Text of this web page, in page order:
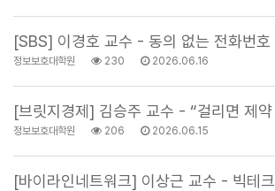
[SBS] 이경호 교수 - 동의 없는 전화번
정보보호대학원 230 2026.06.16
[브릿지경제] 김승주 교수 - “걸리면 제
정보보호대학원 206 2026.06.15
[바이라인네트워크] 이상근 교수 - 빅테